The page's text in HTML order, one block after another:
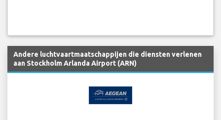
Andere luchtvaartmaatschappijen die diensten verlenen
aan Stockholm Arlanda Airport (ARN)